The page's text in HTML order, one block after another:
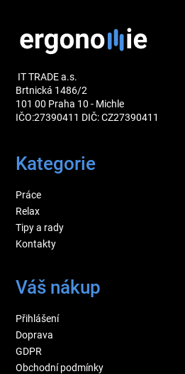
IT TRADE a.s.
Brtnická 1486/2
101 00 Praha 10 - Michle
IČO:27390411 DIČ: CZ27390411
Kategorie
Práce
Relax
Tipy a rady
Kontakty
Váš nákup
Přihlášení
Doprava
GDPR
Obchodní podmínky